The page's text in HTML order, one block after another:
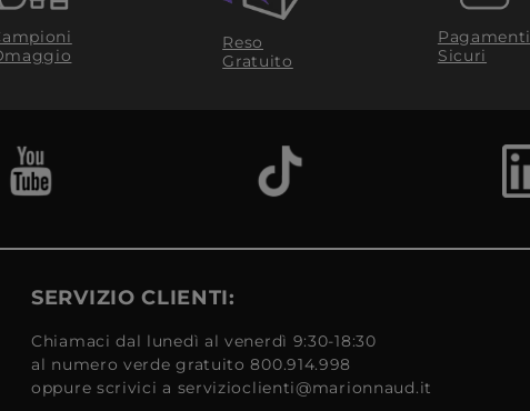
Reso
Gratuito
Pagamenti
Sicuri
SERVIZIO CLIENTI:
Chiamaci dal lunedì al venerdì 9:30-18:30
al numero verde gratuito 800.914.998
oppure scrivici a servizioclienti@marionnaud.it